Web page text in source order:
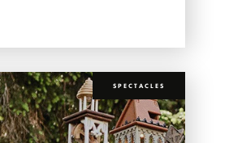
SPECTACLES